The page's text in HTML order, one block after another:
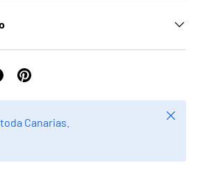
Canarias.
Cerrar